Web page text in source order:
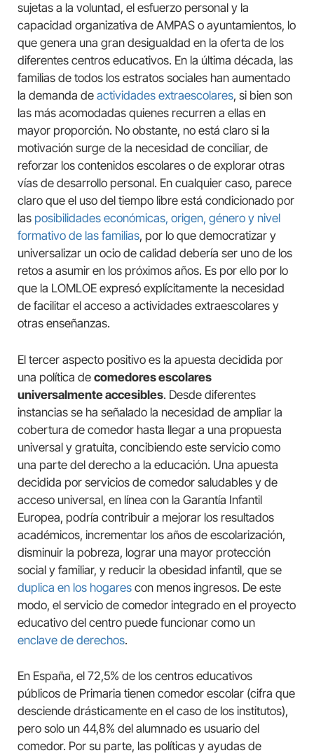
sujetas a la voluntad, el esfuerzo personal y la
capacidad organizativa de AMPAS o ayuntamientos, lo
que genera una gran desigualdad en la oferta de los
diferentes centros educativos. En la última década, las
familias de todos los estratos sociales han aumentado
la demanda de actividades extraescolares, si bien son
las más acomodadas quienes recurren a ellas en
mayor proporción. No obstante, no está claro si la
motivación surge de la necesidad de conciliar, de
reforzar los contenidos escolares o de explorar otras
vías de desarrollo personal. En cualquier caso, parece
claro que el uso del tiempo libre está condicionado por
las posibilidades económicas, origen, género y nivel
formativo de las familias, por lo que democratizar y
universalizar un ocio de calidad debería ser uno de los
retos a asumir en los próximos años. Es por ello por lo
que la LOMLOE expresó explícitamente la necesidad
de facilitar el acceso a actividades extraescolares y
otras enseñanzas.
El tercer aspecto positivo es la apuesta decidida por
una política de comedores escolares
universalmente accesibles. Desde diferentes
instancias se ha señalado la necesidad de ampliar la
cobertura de comedor hasta llegar a una propuesta
universal y gratuita, concibiendo este servicio como
una parte del derecho a la educación. Una apuesta
decidida por servicios de comedor saludables y de
acceso universal, en línea con la Garantía Infantil
Europea, podría contribuir a mejorar los resultados
académicos, incrementar los años de escolarización,
disminuir la pobreza, lograr una mayor protección
social y familiar, y reducir la obesidad infantil, que se
duplica en los hogares con menos ingresos. De este
modo, el servicio de comedor integrado en el proyecto
educativo del centro puede funcionar como un
enclave de derechos.
En España, el 72,5% de los centros educativos
públicos de Primaria tienen comedor escolar (cifra que
desciende drásticamente en el caso de los institutos),
pero solo un 44,8% del alumnado es usuario del
comedor. Por su parte, las políticas y ayudas de